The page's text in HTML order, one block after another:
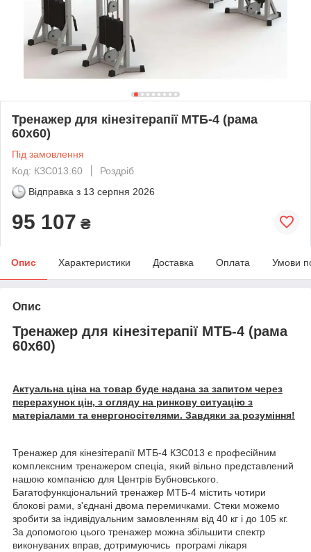
Тренажер для кінезітерапії МТБ-4 (рама
60х60)
Під замовлення
Код: КЗС013.60
Роздріб
Відправка з 13 серпня 2026
95 107 ₴
Опис Характеристики Доставка Оплата Умови
Опис
Тренажер для кінезітерапії МТБ-4 (рама
60х60)
Актуальна ціна на товар буде надана за запитом через
перерахунок цін, з огляду на ринкову ситуацію з
матеріалами та енергоносітелями. Завдяки за розуміння!
Тренажер для кінезітерапії МТБ-4 КЗС013 є професійним
комплексним тренажером спеціа, який вільно представлений
нашою компанією для Центрів Бубновського.
Багатофункціональний тренажер МТБ-4 містить чотири
блокові рами, з'єднані двома перемичками. Стеки можемо
зробити за індивідуальним замовленням від 40 кг і до 105 кг.
За допомогою цього тренажер можна збільшити спектр
виконуваних вправ, дотримуючись програмі лікаря